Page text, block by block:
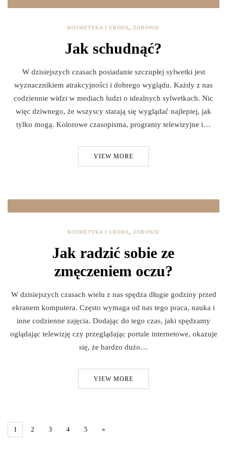
KOSMETYKA I URODA ZDROWIE
Jak schudnąć?
W dzisiejszych czasach posiadanie szczupłej sylwetki jest
wyznacznikiem atrakcyjności i dobrego wyglądu. Każdy z nas
codziennie widzi w mediach ludzi o idealnych sylwetkach. Nic
więc dziwnego, że wszyscy starają się wyglądać najlepiej, jak
tylko mogą. Kolorowe czasopisma, programy telewizyjne i…
VIEW MORE
KOSMETYKA I URODA ZDROWIE
Jak radzić sobie ze
zmęczeniem oczu?
W dzisiejszych czasach wielu z nas spędza długie godziny przed
ekranem komputera. Często wymaga od nas tego praca, nauka i
inne codzienne zajęcia. Dodając do tego czas, jaki spędzamy
oglądając telewizję czy przeglądając portale internetowe, okazuje
się, że bardzo dużo…
VIEW MORE
1 2 3 4 5 »